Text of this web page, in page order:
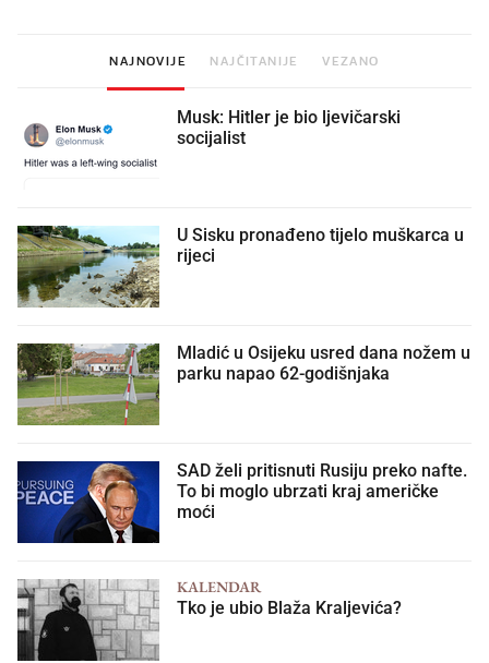
NAJNOVIJE NAJČITANIJE VEZANO
Musk: Hitler je bio ljevičarski
socijalist
U Sisku pronađeno tijelo muškarca u
rijeci
Mladić u Osijeku usred dana nožem u
parku napao 62-godišnjaka
SAD želi pritisnuti Rusiju preko nafte.
To bi moglo ubrzati kraj američke
moći
KALENDAR
Tko je ubio Blaža Kraljevića?